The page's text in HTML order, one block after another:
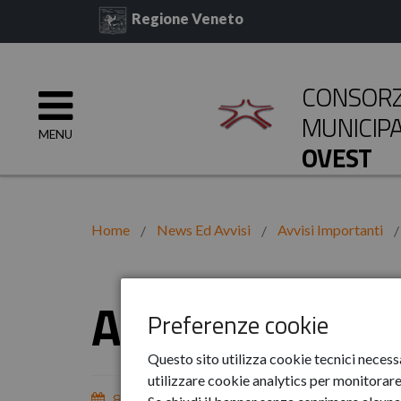
Preferenze cookie
Questo sito utilizza cookie tecnici
utilizzare cookie analytics per
Regione Veneto
MENU
OVEST
Home News Ed Avvisi Avvisi Importanti
Avviso